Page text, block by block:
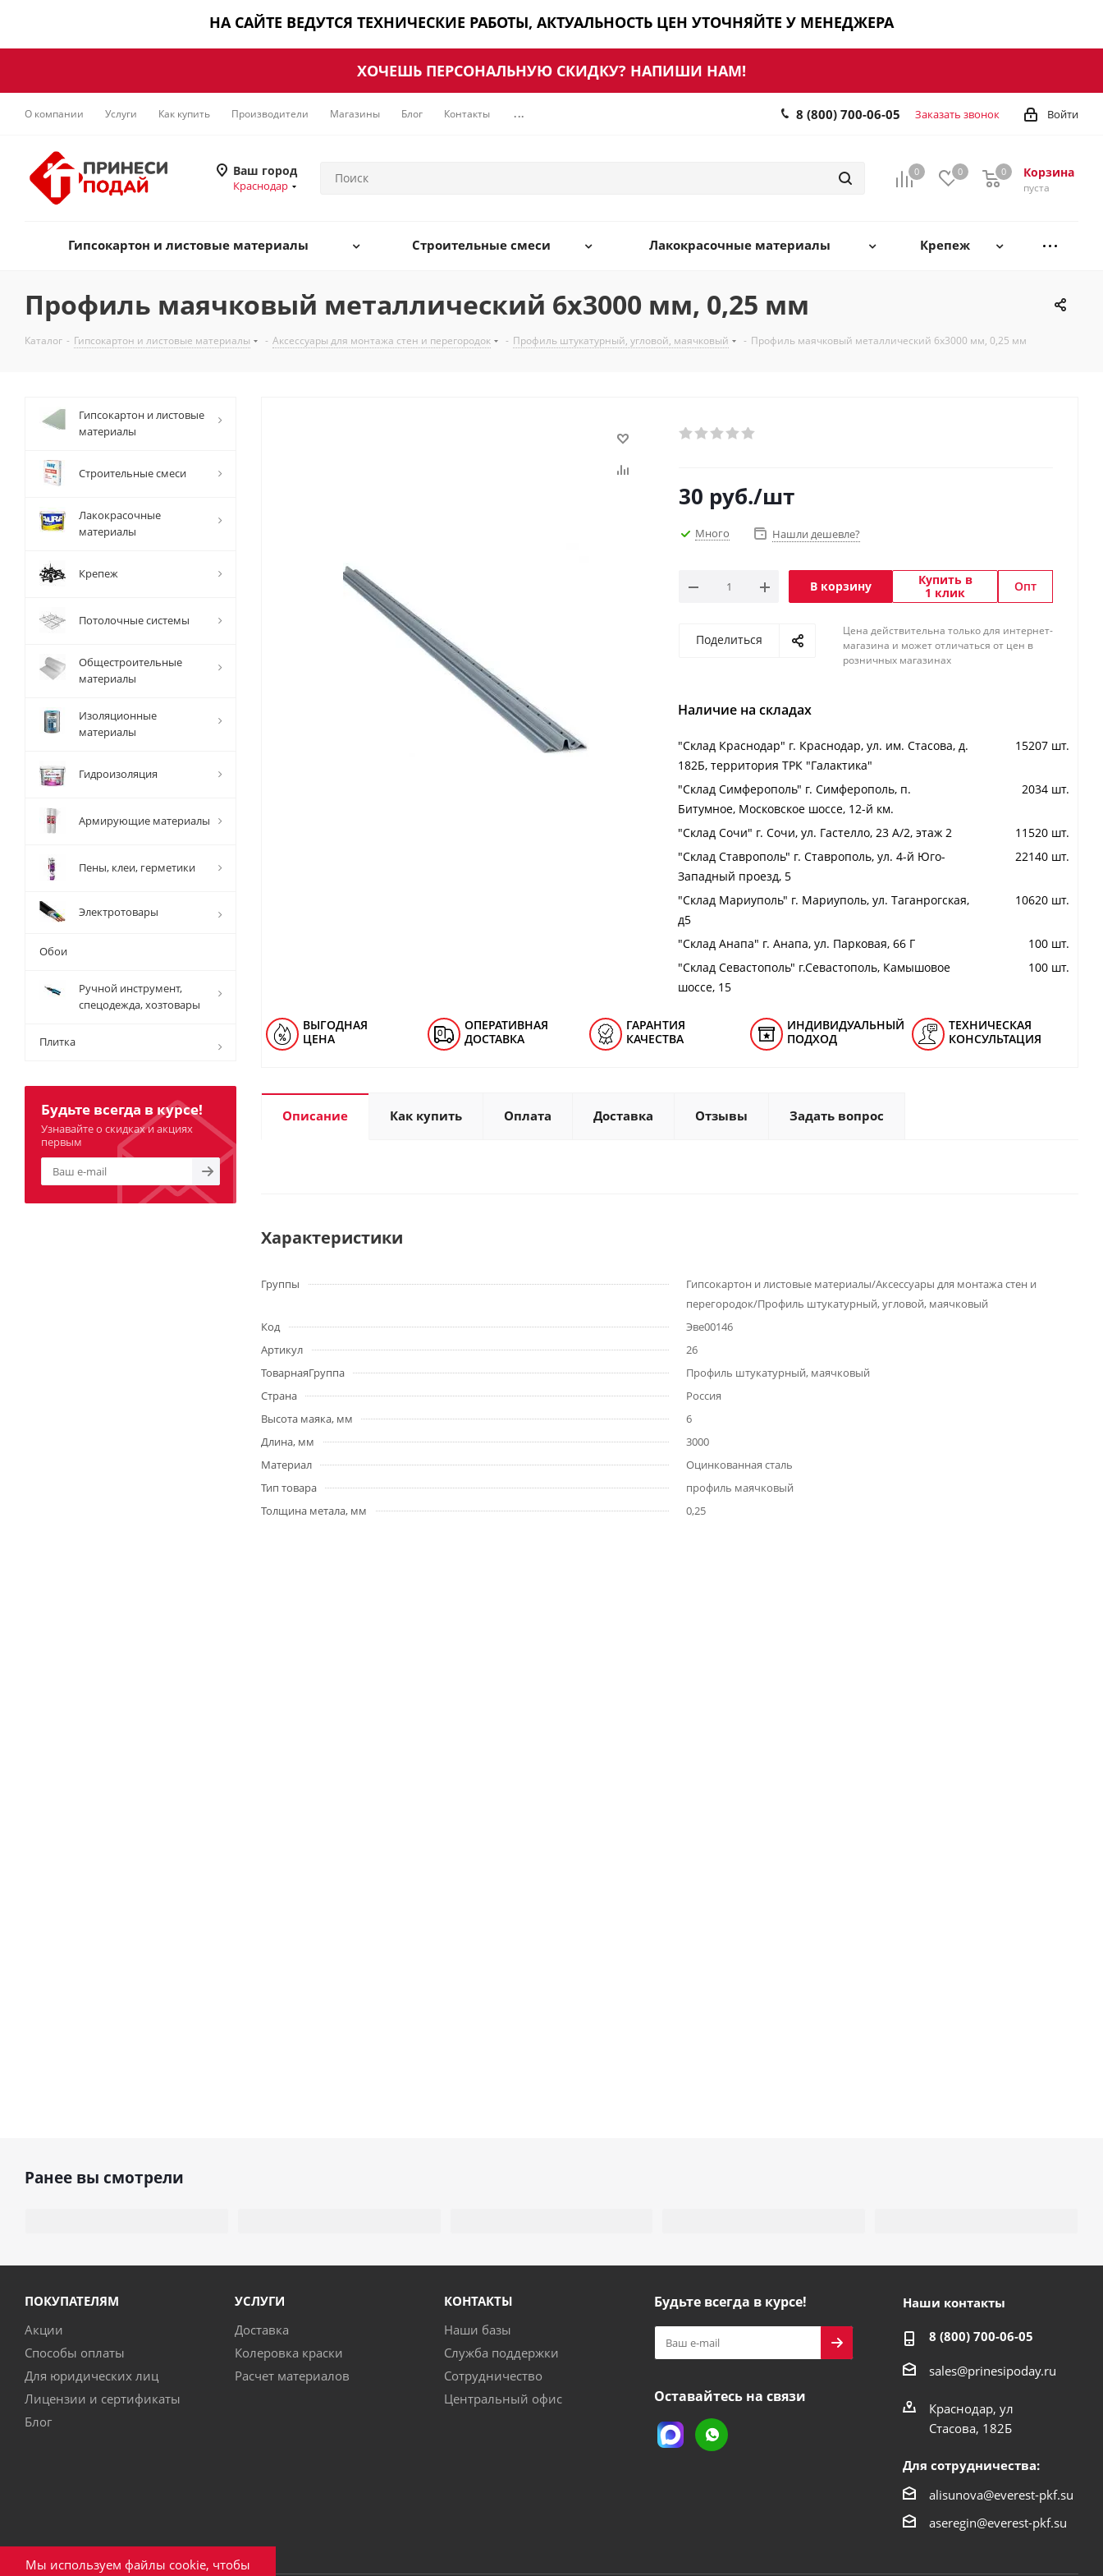
НА САЙТЕ ВЕДУТСЯ ТЕХНИЧЕСКИЕ РАБОТЫ, АКТУАЛЬНОСТЬ ЦЕН УТОЧНЯЙТЕ У МЕНЕДЖЕРА
ХОЧЕШЬ ПЕРСОНАЛЬНУЮ СКИДКУ? НАПИШИ НАМ!
О компании Услуги Как купить Производители Магазины Блог Контакты ... Войти
8 (800) 700-06-05 Заказать звонок
Ваш город
Краснодар
0 0 Корзина
0
пуста
0
Гипсокартон и листовые материалы Строительные смеси Лакокрасочные материалы Крепеж
Профиль маячковый металлический 6х3000 мм, 0,25 мм
Каталог - Гипсокартон и листовые материалы - Аксессуары для монтажа стен и перегородок - Профиль штукатурный, угловой, маячковый - Профиль маячковый металлический 6х3000 мм, 0,25 мм
30 руб./шт
Много Нашли дешевле?
В корзину
Купить в
1 клик
Опт
Поделиться
Цена действительна только для интернет-
магазина и может отличаться от цен в
розничных магазинах
Наличие на складах
"Cклад Краснодар" г. Краснодар, ул. им. Стасова, д.
182Б, территория ТРК "Галактика"
15207 шт.
"Cклад Симферополь" г. Симферополь, п.
Битумное, Московское шоссе, 12-й км.
2034 шт.
"Cклад Сочи" г. Сочи, ул. Гастелло, 23 А/2, этаж 2
11520 шт.
"Cклад Ставрополь" г. Ставрополь, ул. 4-й Юго-
Западный проезд, 5
22140 шт.
"Cклад Мариуполь" г. Мариуполь, ул. Таганрогская,
д5
10620 шт.
"Cклад Анапа" г. Анапа, ул. Парковая, 66 Г
100 шт.
"Cклад Севастополь" г.Севастополь, Камышовое
шоссе, 15
100 шт.
ВЫГОДНАЯ
ЦЕНА
ОПЕРАТИВНАЯ
ДОСТАВКА
ГАРАНТИЯ
КАЧЕСТВА
ИНДИВИДУАЛЬНЫЙ
ПОДХОД
ТЕХНИЧЕСКАЯ
КОНСУЛЬТАЦИЯ
Описание Как купить Оплата Доставка Отзывы Задать вопрос
Характеристики
Группы
Гипсокартон и листовые материалы/Аксессуары для монтажа стен и
перегородок/Профиль штукатурный, угловой, маячковый
Код
Эве00146
Артикул
26
ТоварнаяГруппа
Профиль штукатурный, маячковый
Страна
Россия
Высота маяка, мм
6
Длина, мм
3000
Материал
Оцинкованная сталь
Тип товара
профиль маячковый
Толщина метала, мм
0,25
Гипсокартон и листовые
материалы
Строительные смеси
Лакокрасочные
материалы
Крепеж
Потолочные системы
Общестроительные
материалы
Изоляционные
материалы
Гидроизоляция
Армирующие материалы
Пены, клеи, герметики
Электротовары
Обои
Ручной инструмент,
спецодежда, хозтовары
Плитка
Будьте всегда в курсе!
Узнавайте о скидках и акциях
первым
Ранее вы смотрели
ПОКУПАТЕЛЯМ
Акции
Способы оплаты
Для юридических лиц
Лицензии и сертификаты
Блог
УСЛУГИ
Доставка
Колеровка краски
Расчет материалов
КОНТАКТЫ
Наши базы
Служба поддержки
Сотрудничество
Центральный офис
Будьте всегда в курсе!
Оставайтесь на связи
Наши контакты
8 (800) 700-06-05
sales@prinesipoday.ru
Краснодар, ул
Стасова, 182Б
Для сотрудничества:
alisunova@everest-pkf.su
aseregin@everest-pkf.su
Мы используем файлы cookie, чтобы